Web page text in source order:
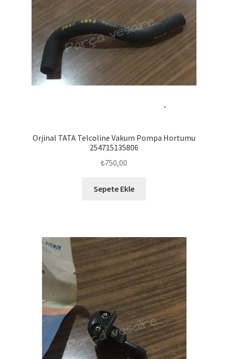
Orjinal TATA Telcoline Vakum Pompa Hortumu
254715135806
₺750,00
Sepete Ekle